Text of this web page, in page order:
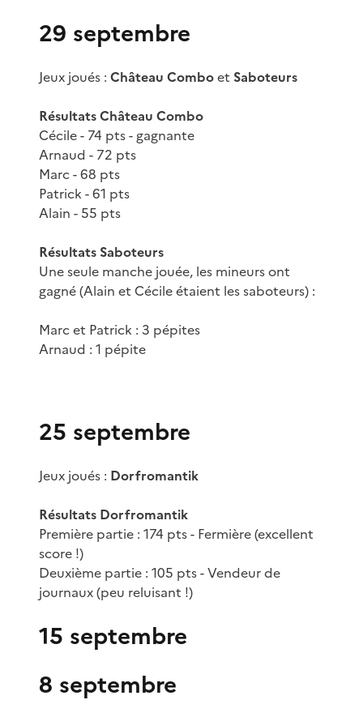
29 septembre
Jeux joués : Château Comboet Saboteurs
Résultats Château Combo
Cécile - 74 pts - gagnante
Arnaud - 72 pts
Marc - 68 pts
Patrick - 61 pts
Alain - 55 pts
Résultats Saboteurs
Une seule manche jouée, les mineurs ont
gagné (Alain et Cécile étaient les saboteurs) :
Marc et Patrick : 3 pépites
Arnaud : 1 pépite
25 septembre
Jeux joués : Dorfromantik
Résultats Dorfromantik
Première partie : 174 pts - Fermière (excellent
score !)
Deuxième partie : 105 pts - Vendeur de
journaux (peu reluisant !)
15 septembre
8 septembre